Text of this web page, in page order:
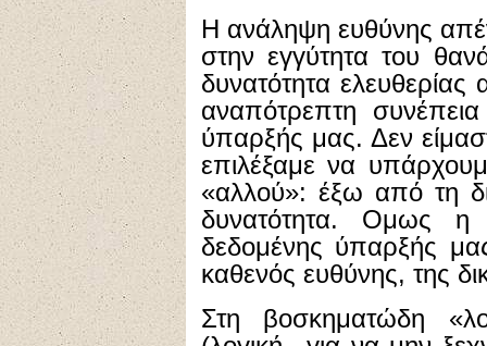
H ανάληψη ευθύνης
στην εγγύτητα του
δυνατότητα
αναπότρεπτη
ύπαρξής μας. Δεν
επιλέξαμε να
«αλλού»: έξω από τη
δυνατότητα. Oμως η
δεδομένης ύπαρξής
καθενός ευθύνης, της
Στη βοσκηματώδη